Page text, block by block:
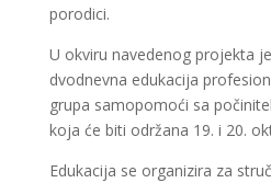
porodici.
U okviru navedenog projekta
dvodnevna edukacija
grupa samopomoći sa
koja će biti održana 19. i 20.
Edukacija se organizira za